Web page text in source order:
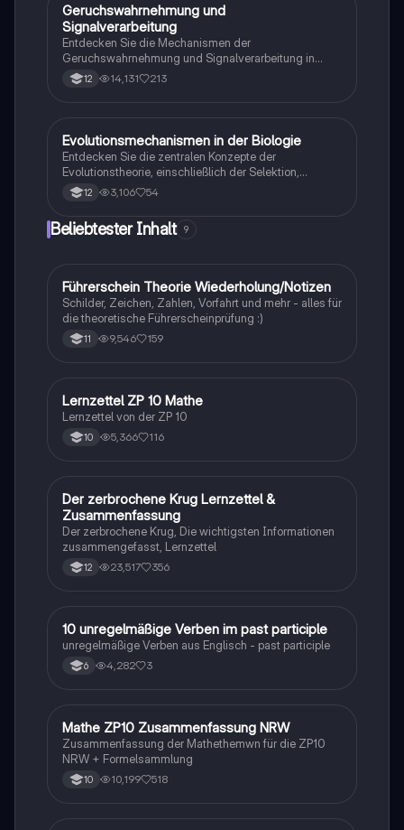
Biologie
Geruchswahrnehmung und
Signalverarbeitung
Entdecken Sie die Mechanismen der
Geruchswahrnehmung und Signalverarbeitung in
Nervenzellen. Diese Übungsaufgaben für das
mündliche Abitur in Neurobiologie behandeln
Studierende, die sich auf Prüfungen vorbereiten.
12 14,131 213
Biologie
Evolutionsmechanismen in der Biologie
Entdecken Sie die zentralen Konzepte der
Evolutionstheorie, einschließlich der Selektion,
Isolationsmechanismen und Evolutionsfaktoren wie
Mutation und Rekombination. Diese
die verschiedenen Selektionsarten und die
im Grundkurs.
12 3,106 54
Beliebtester Inhalt 9
Lerntipps
Führerschein Theorie Wiederholung/Notizen
Schilder, Zeichen, Zahlen, Vorfahrt und mehr - alles für
die theoretische Führerscheinprüfung :)
11 9,546 159
Mathe
Lernzettel ZP 10 Mathe
Lernzettel von der ZP 10
10 5,366 116
Deutsch
Der zerbrochene Krug Lernzettel &
Zusammenfassung
Der zerbrochene Krug, Die wichtigsten Informationen
zusammengefasst, Lernzettel
12 23,517 356
1 Englisch
10 unregelmäßige Verben im past participle
unregelmäßige Verben aus Englisch - past participle
6 4,282 3
Mathe
Mathe ZP10 Zusammenfassung NRW
Zusammenfassung der Mathethemwn für die ZP10
NRW + Formelsammlung
10 10,199 518